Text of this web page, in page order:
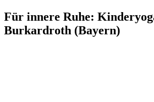
Für innere Ruhe:
Burkardroth (Bayern)